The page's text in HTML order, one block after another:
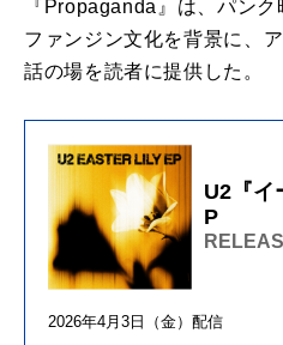
『Propaganda』は、パン
ファンジン文化を背景に、
話の場を読者に提供した。
U2『イ
P
2026年4月3日（金）配信